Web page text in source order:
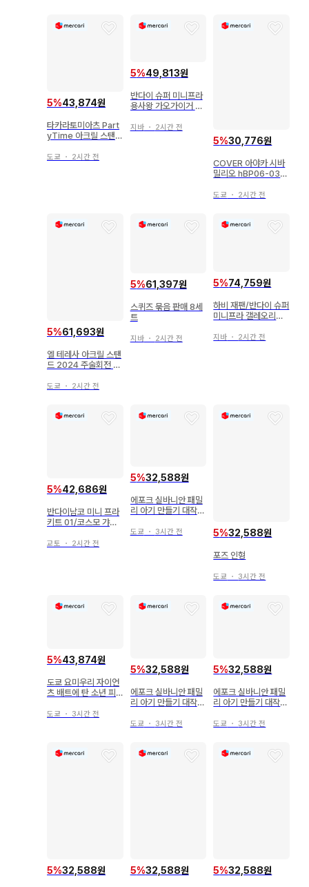
5%43,874원
타카라토미아츠 Part
yTime 아크릴 스탠드
도쿄 ・ 2시간 전
5%49,813원
반다이 슈퍼 미니프라
용사왕 가오가이거 SP
지바・ 2시간 전
5%30,776원
COVER 아야카 시바
밀리오 hBP06-033
도쿄 ・ 2시간 전
5%61,693원
엘 테레사 아크릴 스탠
드 2024 주술회전 카
도쿄 ・ 2시간 전
5%61,397원
스퀴즈 묶음 판매 8세
트
지바・ 2시간 전
5%74,759원
하비 재팬/반다이 슈퍼
미니프라 갤레오리아
지바 ・ 2시간 전
5%42,686원
반다이남코 미니 프라
키트 01/코스모 갸발
온 크레인&갸발리온
교토 ・ 2시간 전
5%32,588원
에포크 실바니안 패밀
리 아기 만들기 대작전
기 오웬
도쿄 ・ 3시간 전 5%32,588원
포즈 인형
도쿄 ・ 3시간 전
5%43,874원
도쿄 요미우리 자이언
츠 배트에 탄 소년 피
도쿄 ・ 3시간 전
5%32,588원
에포크 실바니안 패밀
리 아기 만들기 대작전
도쿄 ・ 3시간 전
5%32,588원
에포크 실바니안 패밀
리 아기 만들기 대작전
이 아기 레이야
도쿄 ・ 3시간 전
5%32,588원 5%32,588원 5%32,588원